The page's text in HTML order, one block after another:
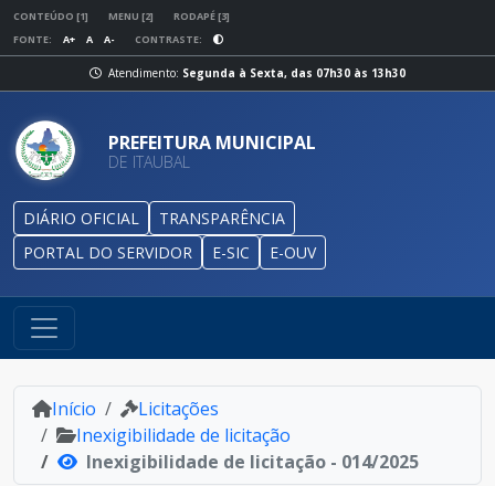
CONTEÚDO [1] MENU [2]
RODAPÉ [3]
FONTE:
A+ A A- CONTRASTE:
Atendimento: Segunda à Sexta, das 07h30 às 13h30
PREFEITURA MUNICIPAL
DE ITAUBAL
DIÁRIO OFICIAL
TRANSPARÊNCIA
PORTAL DO SERVIDOR
E-SIC E-OUV
Início
Licitações
Inexigibilidade de licitação
Inexigibilidade de licitação - 014/2025